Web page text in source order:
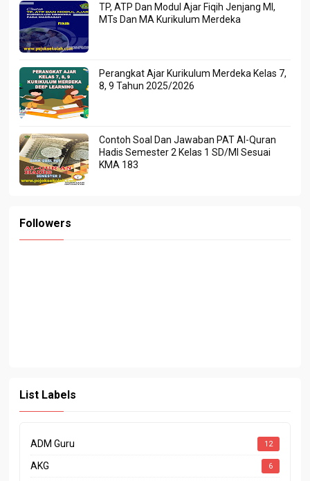
TP, ATP Dan Modul Ajar Fiqih Jenjang MI,
MTs Dan MA Kurikulum Merdeka
Perangkat Ajar Kurikulum Merdeka Kelas 7,
8, 9 Tahun 2025/2026
Contoh Soal Dan Jawaban PAT Al-Quran
Hadis Semester 2 Kelas 1 SD/MI Sesuai
KMA 183
Followers
List Labels
ADM Guru 12
AKG 6